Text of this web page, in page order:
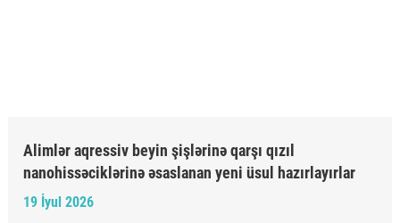
Alimlər aqressiv beyin şişlərinə qarşı qızıl
nanohissəciklərinə əsaslanan yeni üsul hazırlayırlar
19 İyul 2026